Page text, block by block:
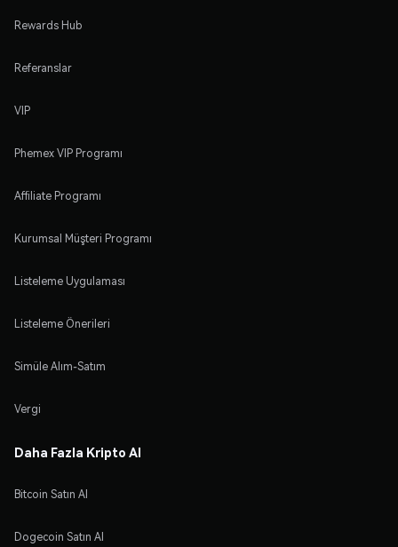
Rewards Hub
Referanslar
VIP
Phemex VIP Programı
Affiliate Programı
Kurumsal Müşteri Programı
Listeleme Uygulaması
Listeleme Önerileri
Simüle Alım-Satım
Vergi
Daha Fazla Kripto Al
Bitcoin Satın Al
Dogecoin Satın Al